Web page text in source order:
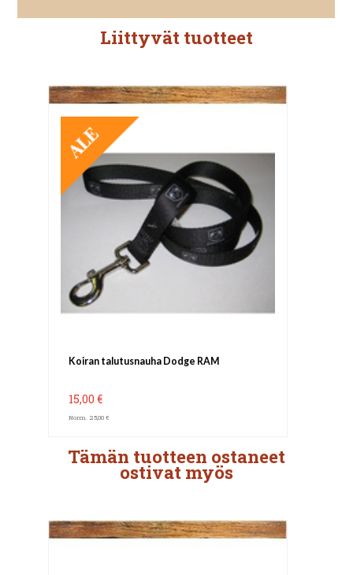
Liittyvät tuotteet
Koiran talutusnauha Dodge RAM
15,00 €
Norm. 25,00 €
Tämän tuotteen ostaneet
ostivat myös